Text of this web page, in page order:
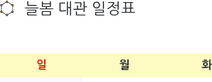
늘봄 대관 일정표
일 월 화